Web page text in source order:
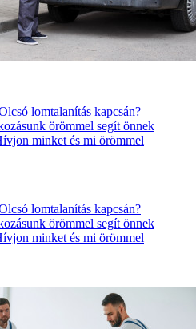
lomtalanítás kapcsán?
örömmel segít önnek
minket és mi örömmel
lomtalanítás kapcsán?
örömmel segít önnek
minket és mi örömmel